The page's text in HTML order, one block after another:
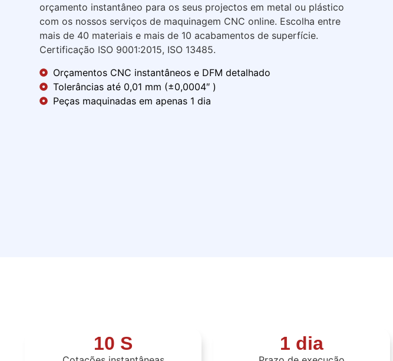
orçamento instantâneo para os seus projectos em metal ou plástico
com os nossos serviços de maquinagem CNC online. Escolha entre
mais de 40 materiais e mais de 10 acabamentos de superfície.
Certificação ISO 9001:2015, ISO 13485.
Orçamentos CNC instantâneos e DFM detalhado
Tolerâncias até 0,01 mm (±0,0004″ )
Peças maquinadas em apenas 1 dia
10 S 1 dia